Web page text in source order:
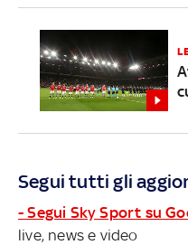
Segui tutti gli
- Segui Sky Sport su
live, news e video